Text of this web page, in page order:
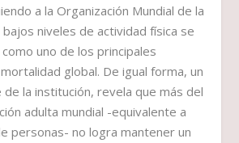
a la Organización Mundial de la
bajos niveles de actividad física se
uno de los principales
global. De igual forma, un
la institución, revela que más del
adulta mundial -equivalente a
personas- no logra mantener un